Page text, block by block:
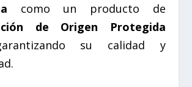
como un producto de
de Origen Protegida
su calidad y